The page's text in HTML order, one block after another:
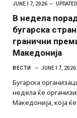
JUNE 17, 2026
В недела
бугарска
гранични
Македонија
ВЕСТИ JUNE 17, 2026
Бугарска
недела ќе
Македонија, која